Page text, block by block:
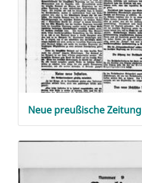
Neue preußische Zeitung